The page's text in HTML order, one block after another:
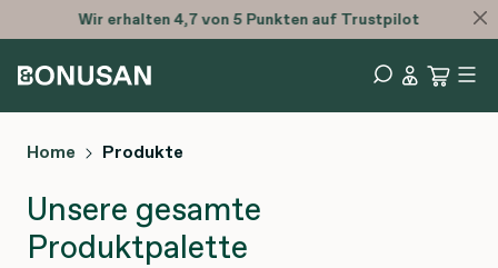
Wir erhalten 4,7 von 5 Punkten auf Trustpilot
Home Produkte
Unsere gesamte
Produktpalette